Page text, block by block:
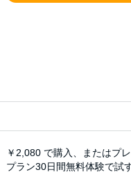
￥2,080 で購入、またはプ
プラン30日間無料体験で試